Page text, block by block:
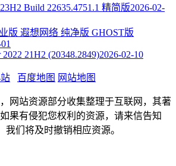
Build 22635.4751.1 精简版2026-02-
版 遐想网络 纯净版 GHOST版
2022 21H2 (20348.2849)2026-02-10
百度地图 网站地图
网站资源部分收集整理于互联网，其著
果有侵犯您权利的资源，请来信告知
我们将及时撤销相应资源。